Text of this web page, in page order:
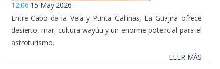
12:06 15 May 2026
Entre Cabo de la Vela y Punta Gallinas, La Guajira ofrece
desierto, mar, cultura wayúu y un enorme potencial para el
astroturismo.
LEER MÁS